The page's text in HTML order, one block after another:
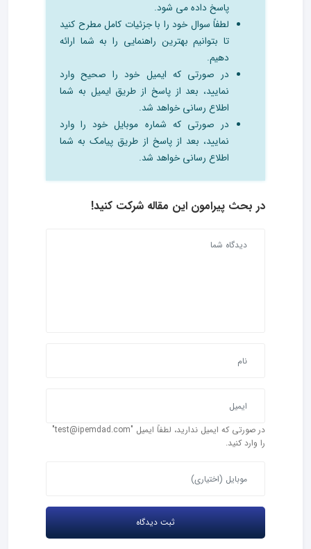
پاسخ داده می شود.
لطفاً سوال خود را با جزئیات کامل مطرح کنید
تا بتوانیم بهترین راهنمایی را به شما ارائه
دهیم.
در صورتی که ایمیل خود را صحیح وارد
نمایید، بعد از پاسخ از طریق ایمیل به شما
اطلاع رسانی خواهد شد.
در صورتی که شماره موبایل خود را وارد
نمایید، بعد از پاسخ از طریق پیامک به شما
اطلاع رسانی خواهد شد.
در بحث‌ پیرامون این مقاله شرکت کنید!
در صورتی که ایمیل ندارید، لطفاً ایمیل "test@ipemdad.com"
را وارد کنید.